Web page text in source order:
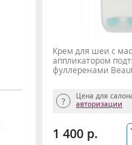
Крем для шеи с
аппликатором
фуллеренами
Цена для
авторизации
1 400 р.